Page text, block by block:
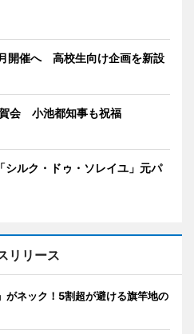
開催へ 高校生向け企画を新設
会 小池都知事も祝福
ルク・ドゥ・ソレイユ」元パ
リリース
がネック！5割超が避ける旗竿地の